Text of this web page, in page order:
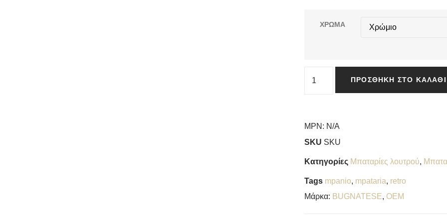
ΧΡΩΜΑ
ΠΡΟΣΘΉΚΗ ΣΤΟ ΚΑΛΆΘΙ
MPN: N/A
SKU SKU
Κατηγορίες Μπαταρίες λουτρού,
Tags mpanio, mpataria, retro
Μάρκα: BUGNATESE, OEM